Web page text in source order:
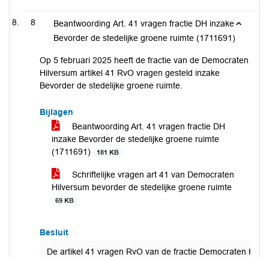
8
Beantwoording Art. 41 vragen fractie DH inzake
Bevorder de stedelijke groene ruimte (1711691)
Op 5 februari 2025 heeft de fractie van de Democraten
Hilversum artikel 41 RvO vragen gesteld inzake
Bevorder de stedelijke groene ruimte.
Bijlagen
Beantwoording Art. 41 vragen fractie DH
inzake Bevorder de stedelijke groene ruimte
(1711691)
181 KB
Schriftelijke vragen art 41 van Democraten
Hilversum bevorder de stedelijke groene ruimte
69 KB
Besluit
De artikel 41 vragen RvO van de fractie Democraten